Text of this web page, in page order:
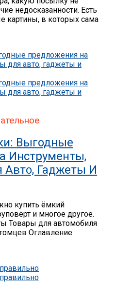
недосказанности. Есть
картины, в которых сама
Выгодные
Инструменты,
Авто, Гаджеты И
купить ёмкий
и многое другое.
Товары для автомобиля
Оглавление